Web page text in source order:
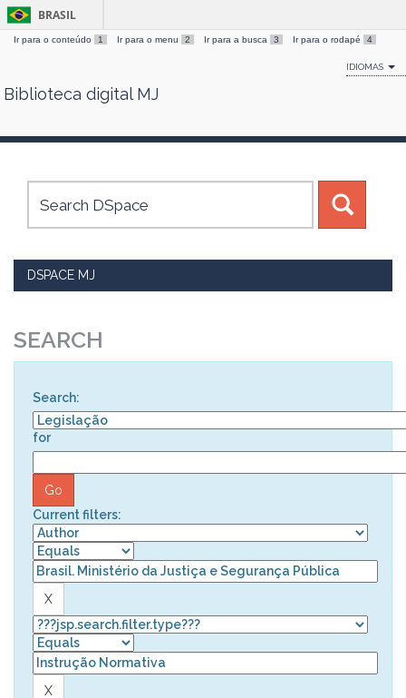
Skip
BRASIL
Ir para o conteúdo 1 Ir para o menu 2 Ir para a busca 3 Ir para o rodapé 4
IDIOMAS
Biblioteca digital MJ
DSPACE MJ
SEARCH
Search:
for
Current filters: